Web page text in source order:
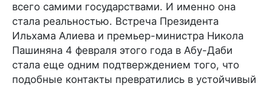
всего самими государствами. И именно она
стала реальностью. Встреча Президента
Ильхама Алиева и премьер-министра Никола
Пашиняна 4 февраля этого года в Абу-Даби
стала еще одним подтверждением того, что
подобные контакты превратились в устойчивый